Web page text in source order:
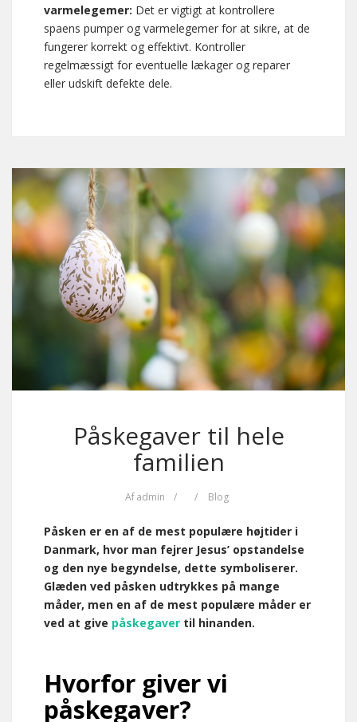
varmelegemer: Det er vigtigt at kontrollere
spaens pumper og varmelegemer for at sikre, at de
fungerer korrekt og effektivt. Kontroller
regelmæssigt for eventuelle lækager og reparer
eller udskift defekte dele.
Påskegaver til hele
familien
Af admin / / Blog
Påsken er en af de mest populære højtider i
Danmark, hvor man fejrer Jesus’ opstandelse
og den nye begyndelse, dette symboliserer.
Glæden ved påsken udtrykkes på mange
måder, men en af de mest populære måder er
ved at give påskegaver til hinanden.
Hvorfor giver vi
påskegaver?